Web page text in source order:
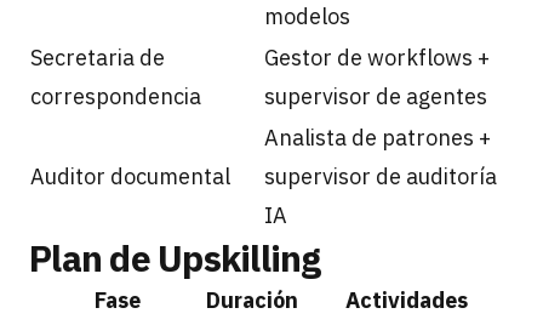
modelos
Secretaria de
correspondencia
Gestor de workflows +
supervisor de agentes
Auditor documental
Analista de patrones +
supervisor de auditoría
IA
Plan de Upskilling
Fase Duración Actividades